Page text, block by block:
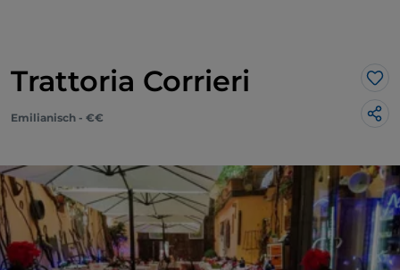
Trattoria Corrieri
Emilianisch - €€